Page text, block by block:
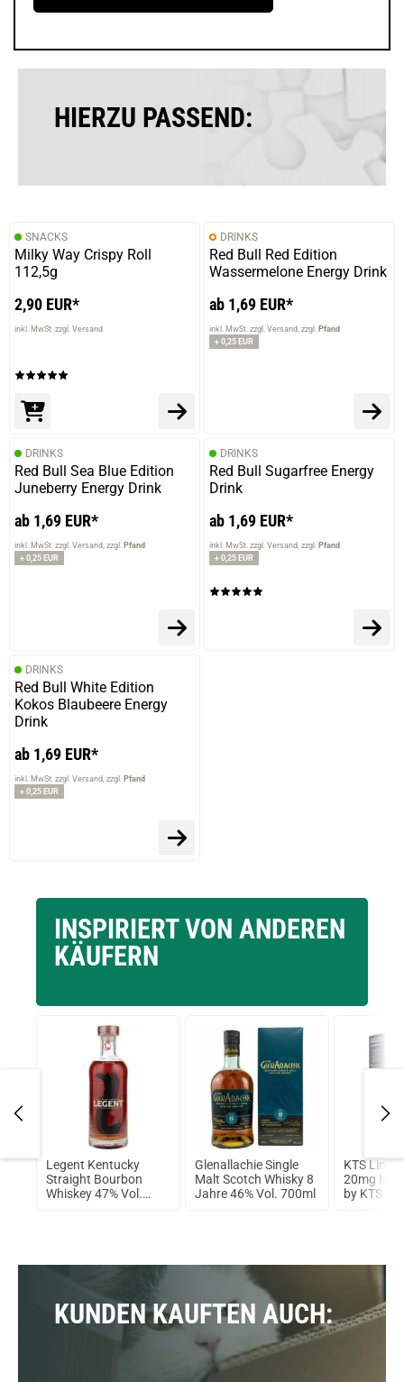
HIERZU PASSEND:
SNACKS
Milky Way Crispy Roll
112,5g
2,90 EUR*
inkl. MwSt. zzgl. Versand
DRINKS
Red Bull Red Edition
Wassermelone Energy Drink
ab 1,69 EUR*
inkl. MwSt. zzgl. Versand zzgl. Pfand
+ 0,25 EUR
DRINKS
Red Bull Sea Blue Edition
Juneberry Energy Drink
ab 1,69 EUR*
inkl. MwSt. zzgl. Versand zzgl. Pfand
+ 0,25 EUR
DRINKS
Red Bull Sugarfree Energy
Drink
ab 1,69 EUR*
inkl. MwSt. zzgl. Versand zzgl. Pfand
+ 0,25 EUR
DRINKS
Red Bull White Edition
Kokos Blaubeere Energy
Drink
ab 1,69 EUR*
inkl. MwSt. zzgl. Versand zzgl. Pfand
+ 0,25 EUR
INSPIRIERT VON ANDEREN
KÄUFERN
Legent Kentucky
Straight Bourbon
Whiskey 47% Vol.
Glenallachie Single
Malt Scotch Whisky 8
Jahre 46% Vol. 700ml
KTS Line
20mg
by KTS
KUNDEN KAUFTEN AUCH: